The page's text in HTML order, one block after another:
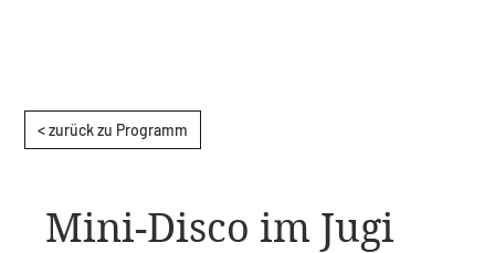
Mini-Disco im Jugi
< zurück zu Programm